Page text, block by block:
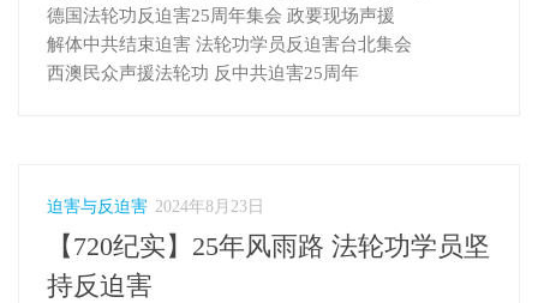
德国法轮功反迫害25周年集会 政要现场声援
解体中共结束迫害 法轮功学员反迫害台北集会
西澳民众声援法轮功 反中共迫害25周年
迫害与反迫害 2024年8月23日
【720纪实】25年风雨路 法轮功学员坚
持反迫害